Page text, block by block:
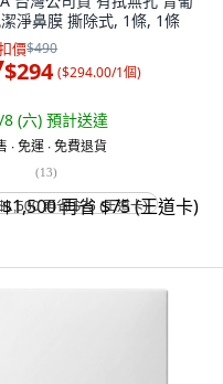
淨鼻膜 撕除式, 1條, 1條
價$490
$294 ($294.00/1個)
(六) 預計送達
∙ 免運 ∙ 免費退貨
(13)
再省 $75 (王道卡)